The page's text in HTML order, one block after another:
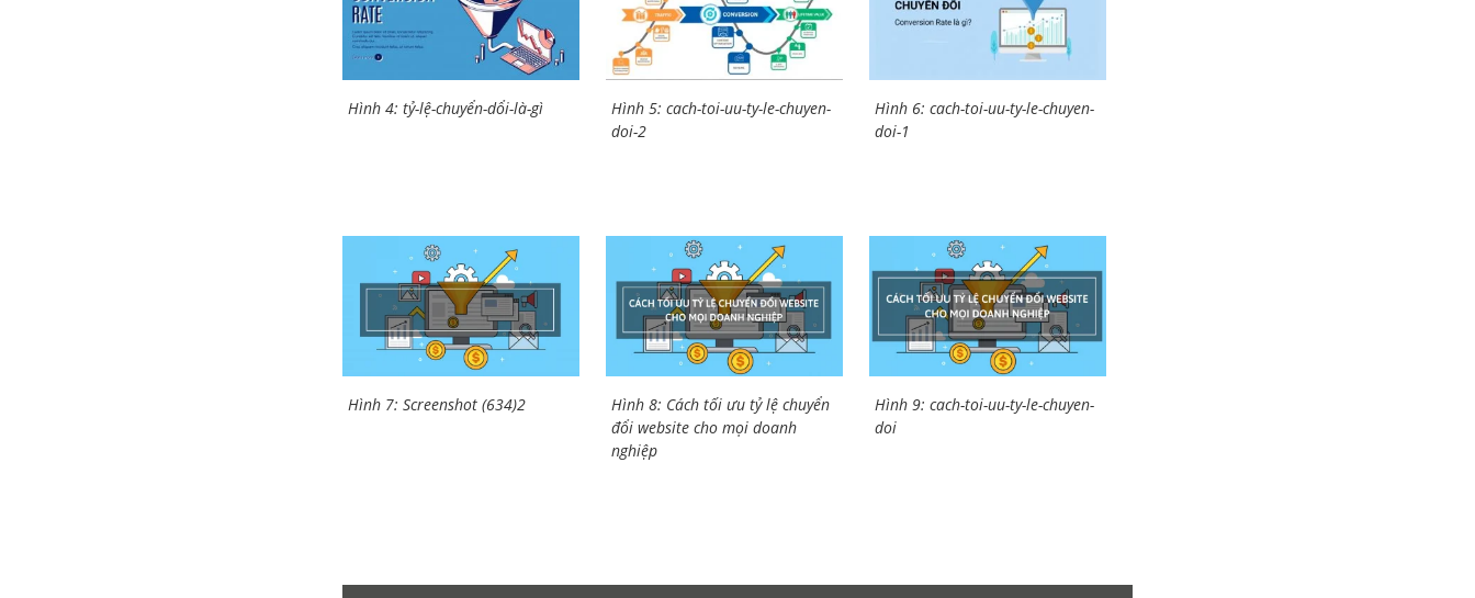
Hình 4: tỷ-lệ-chuyển-dổi-là-gì
Hình 5: cach-toi-uu-ty-le-chuyen-
doi-2
Hình 6: cach-toi-uu-ty-le-chuyen-
doi-1
Hình 7: Screenshot (634)2
Hình 8: Cách tối ưu tỷ lệ chuyển
đổi website cho mọi doanh
nghiệp
Hình 9: cach-toi-uu-ty-le-chuyen-
doi